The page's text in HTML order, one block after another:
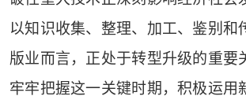
以知识收集、整理、加工、鉴别和
版业而言，正处于转型升级的重要
牢牢把握这一关键时期，积极运用